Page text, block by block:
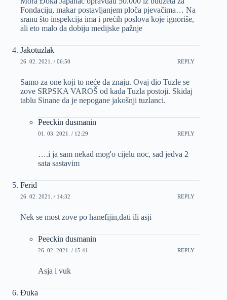
Fondaciju, makar postavljanjem ploča pjevačima… Na
sranu što inspekcija ima i prećih poslova koje ignoriše,
ali eto malo da dobiju medijske pažnje
Jakotuzlak
26. 02. 2021. / 06:50 REPLY
Samo za one koji to neće da znaju. Ovaj dio Tuzle se
zove SRPSKA VAROŠ od kada Tuzla postoji. Skidaj
tablu Sinane da je nepogane jakošnji tuzlanci.
Peeckin dusmanin
01. 03. 2021. / 12:29 REPLY
….i ja sam nekad mog'o cijelu noc, sad jedva 2
sata sastavim
Ferid
26. 02. 2021. / 14:32 REPLY
Nek se most zove po hanefijin,dati ili asji
Peeckin dusmanin
26. 02. 2021. / 15:41 REPLY
Asja i vuk
Đuka